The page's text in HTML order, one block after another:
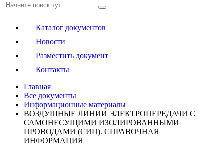
Каталог документов
Новости
Разместить документ
Контакты
Главная
Все документы
Информационные материалы
ВОЗДУШНЫЕ ЛИНИИ ЭЛЕКТРОПЕРЕДАЧИ С
САМОНЕСУЩИМИ ИЗОЛИРОВАННЫМИ
ПРОВОДАМИ (СИП). СПРАВОЧНАЯ
ИНФОРМАЦИЯ